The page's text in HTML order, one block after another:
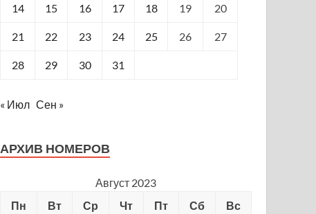
14 15 16 17 18 19 20
21 22 23 24 25 26 27
28 29 30 31
« Июл Сен »
АРХИВ НОМЕРОВ
Август 2023
Пн
Вт Ср Чт Пт Сб
Вс